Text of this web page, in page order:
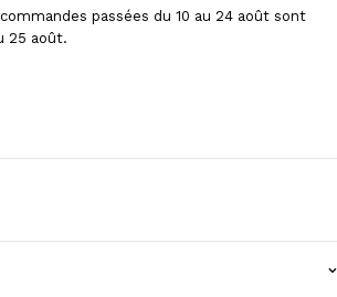
passées du 10 au 24 août sont
25 août.